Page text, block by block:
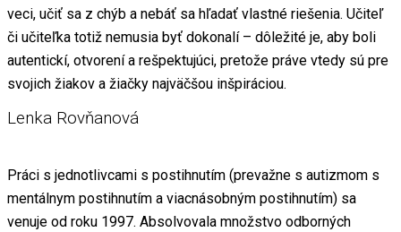
veci, učiť sa z chýb a nebáť sa hľadať vlastné riešenia. Učiteľ
či učiteľka totiž nemusia byť dokonalí – dôležité je, aby boli
autentickí, otvorení a rešpektujúci, pretože práve vtedy sú pre
svojich žiakov a žiačky najväčšou inšpiráciou.
Lenka Rovňanová
Práci s jednotlivcami s postihnutím (prevažne s autizmom s
mentálnym postihnutím a viacnásobným postihnutím) sa
venuje od roku 1997. Absolvovala množstvo odborných